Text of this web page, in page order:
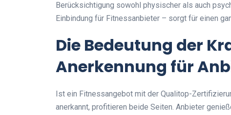
Berücksichtigung sowohl physischer als auch
Einbindung für Fitnessanbieter – sorgt für einen
Die Bedeutung der
Anerkennung für
Ist ein Fitnessangebot mit der Qualitop-
anerkannt, profitieren beide Seiten. Anbieter